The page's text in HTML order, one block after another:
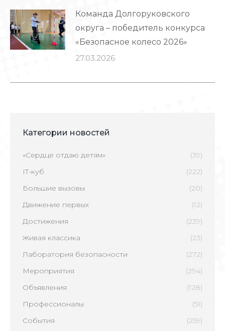
Команда Долгоруковского
округа – победитель конкурса
«Безопасное колесо 2026»
27.03.2026
Категории новостей
«Сердце отдаю детям»
(39)
IT-куб
(222)
Большие вызовы
(20)
Движение первых
(12)
Достижения
(239)
Живая классика
(23)
Лаборатория безопасности
(272)
Мероприятия
(294)
Объявления
(128)
Профессионалы
(51)
События
(259)